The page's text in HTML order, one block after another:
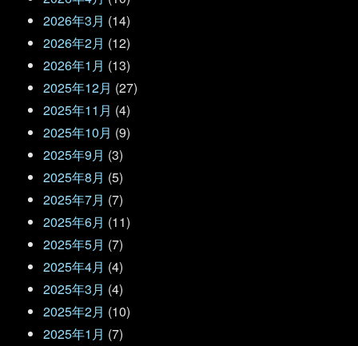
2026年3月 (14)
2026年2月 (12)
2026年1月 (13)
2025年12月 (27)
2025年11月 (4)
2025年10月 (9)
2025年9月 (3)
2025年8月 (5)
2025年7月 (7)
2025年6月 (11)
2025年5月 (7)
2025年4月 (4)
2025年3月 (4)
2025年2月 (10)
2025年1月 (7)